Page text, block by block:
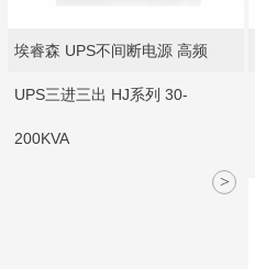
埃睿森 UPS不间断电源 高频
UPS三进三出 HJ系列 30-
200KVA
>